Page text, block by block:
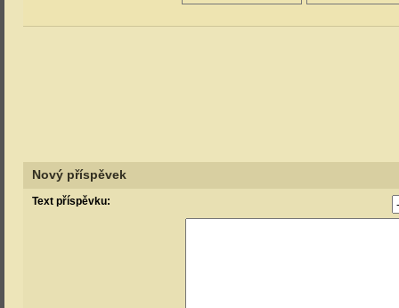
Nový příspěvek
Text příspěvku: